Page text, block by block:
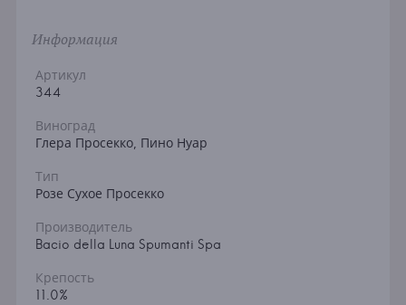
Информация
Артикул
344
Виноград
Глера Просекко, Пино Нуар
Тип
Розе Сухое Просекко
Производитель
Bacio della Luna Spumanti Spa
Крепость
11.0%